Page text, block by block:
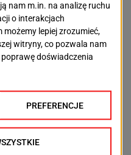
setki tysięcy złotych. 31-
metamorfozę.
centrum dla pacjentów